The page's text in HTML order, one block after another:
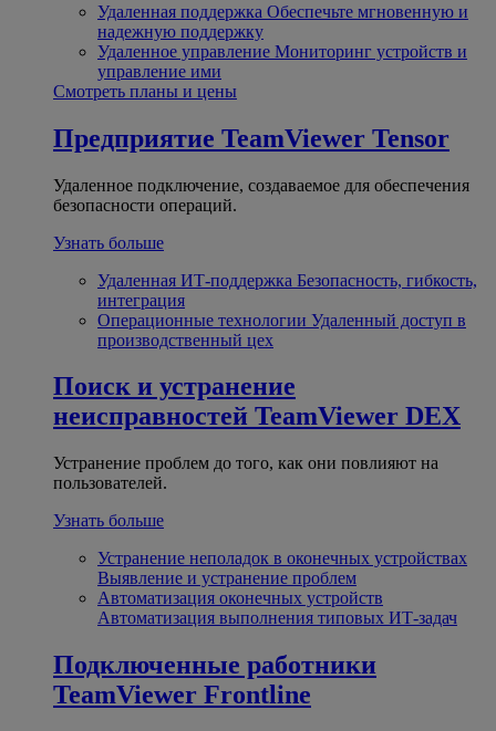
Удаленная поддержка Обеспечьте мгновенную и
надежную поддержку
Удаленное управление Мониторинг устройств и
управление ими
Смотреть планы и цены
Предприятие TeamViewer Tensor
Удаленное подключение, создаваемое для обеспечения
безопасности операций.
Узнать больше
Удаленная ИТ-поддержка Безопасность, гибкость,
интеграция
Операционные технологии Удаленный доступ в
производственный цех
Поиск и устранение
неисправностей TeamViewer DEX
Устранение проблем до того, как они повлияют на
пользователей.
Узнать больше
Устранение неполадок в оконечных устройствах
Выявление и устранение проблем
Автоматизация оконечных устройств
Автоматизация выполнения типовых ИТ-задач
Подключенные работники
TeamViewer Frontline